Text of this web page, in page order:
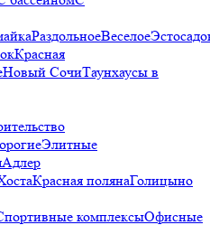
РаздольноеВеселое
Красная
Новый СочиТаунхаусы в
Элитные
Адлер
Красная полянаГолицыно
комплексыОфисные